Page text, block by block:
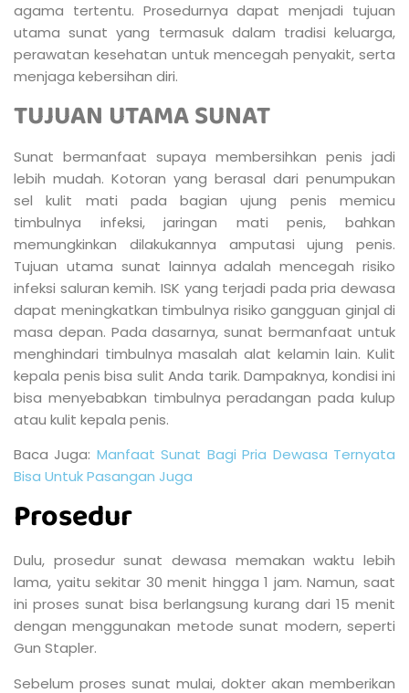
agama tertentu. Prosedurnya dapat menjadi tujuan
utama sunat yang termasuk dalam tradisi keluarga,
perawatan kesehatan untuk mencegah penyakit, serta
menjaga kebersihan diri.
TUJUAN UTAMA SUNAT
Sunat bermanfaat supaya membersihkan penis jadi
lebih mudah. Kotoran yang berasal dari penumpukan
sel kulit mati pada bagian ujung penis memicu
timbulnya infeksi, jaringan mati penis, bahkan
memungkinkan dilakukannya amputasi ujung penis.
Tujuan utama sunat lainnya adalah mencegah risiko
infeksi saluran kemih. ISK yang terjadi pada pria dewasa
dapat meningkatkan timbulnya risiko gangguan ginjal di
masa depan. Pada dasarnya, sunat bermanfaat untuk
menghindari timbulnya masalah alat kelamin lain. Kulit
kepala penis bisa sulit Anda tarik. Dampaknya, kondisi ini
bisa menyebabkan timbulnya peradangan pada kulup
atau kulit kepala penis.
Baca Juga: Manfaat Sunat Bagi Pria Dewasa Ternyata
Bisa Untuk Pasangan Juga
Prosedur
Dulu, prosedur sunat dewasa memakan waktu lebih
lama, yaitu sekitar 30 menit hingga 1 jam. Namun, saat
ini proses sunat bisa berlangsung kurang dari 15 menit
dengan menggunakan metode sunat modern, seperti
Gun Stapler.
Sebelum proses sunat mulai, dokter akan memberikan